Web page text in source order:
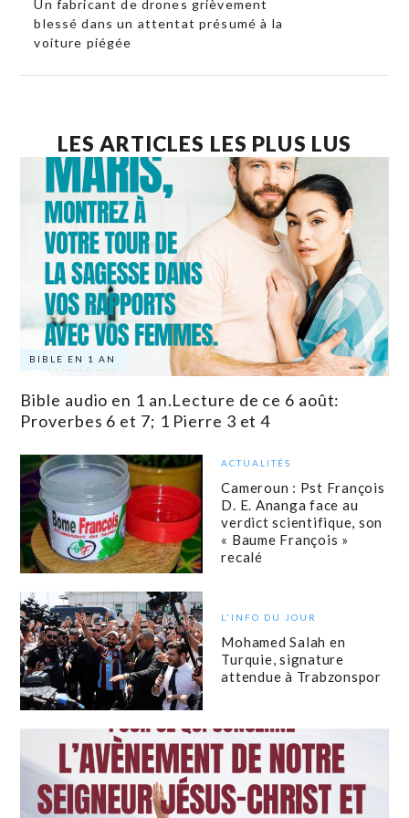
Un fabricant de drones grièvement
blessé dans un attentat présumé à la
voiture piégée
LES ARTICLES LES PLUS LUS
BIBLE EN 1 AN
Bible audio en 1 an.Lecture de ce 6 août:
Proverbes 6 et 7; 1 Pierre 3 et 4
ACTUALITÉS
Cameroun : Pst François
D. E. Ananga face au
verdict scientifique, son
« Baume François »
recalé
L'INFO DU JOUR
Mohamed Salah en
Turquie, signature
attendue à Trabzonspor